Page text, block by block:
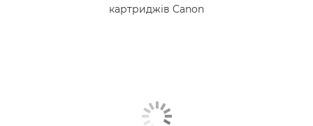
картриджів Canon